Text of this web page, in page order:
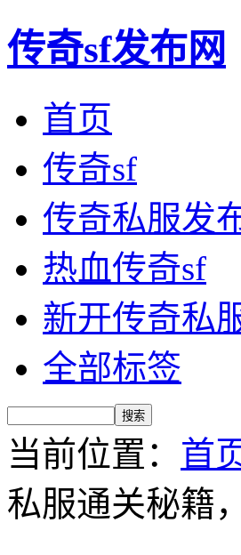
传奇sf发布网
首页
传奇sf
传奇私服发
热血传奇sf
新开传奇私
全部标签
当前位置： 首
私服通关秘籍